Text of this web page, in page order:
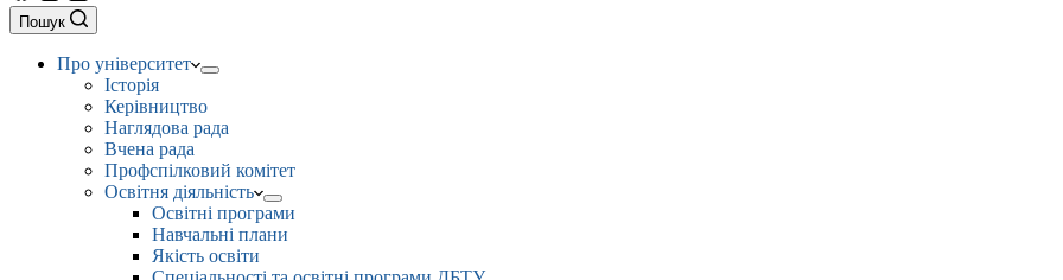
Пошук
Про університет
Історія
Керівництво
Наглядова рада
Вчена рада
Профспілковий комітет
Освітня діяльність
Освітні програми
Навчальні плани
Якість освіти